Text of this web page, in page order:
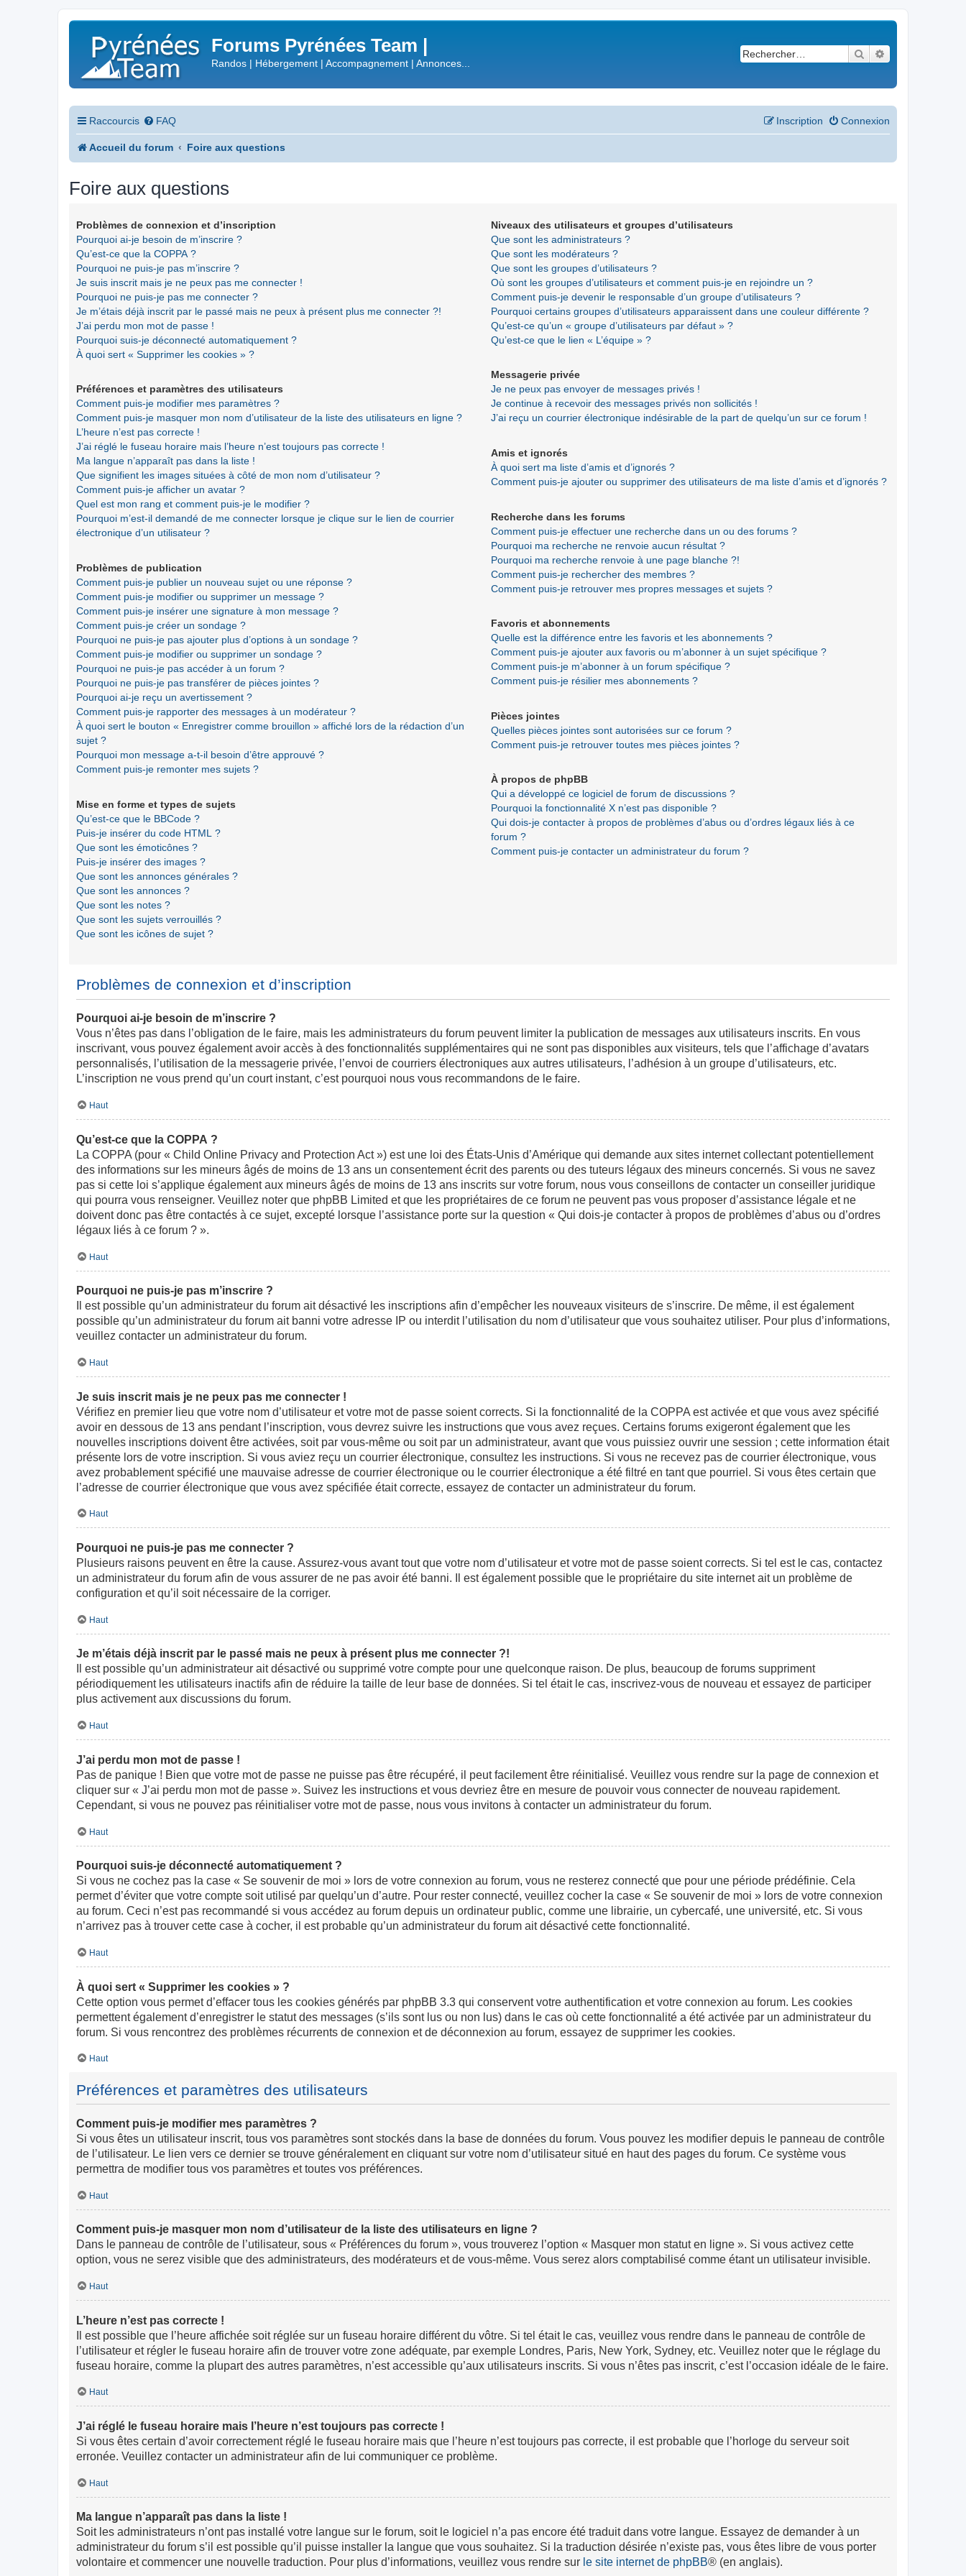
Forums Pyrénées Team |
Randos | Hébergement | Accompagnement | Annonces...
Rechercher
Raccourcis FAQ Connexion
Inscription
Accueil du forum Foire aux questions
Foire aux questions
Problèmes de connexion et d’inscription
Pourquoi ai-je besoin de m’inscrire ?
Qu’est-ce que la COPPA ?
Pourquoi ne puis-je pas m’inscrire ?
Je suis inscrit mais je ne peux pas me connecter !
Pourquoi ne puis-je pas me connecter ?
Je m’étais déjà inscrit par le passé mais ne peux à présent plus me connecter ?!
J’ai perdu mon mot de passe !
Pourquoi suis-je déconnecté automatiquement ?
À quoi sert « Supprimer les cookies » ?
Préférences et paramètres des utilisateurs
Comment puis-je modifier mes paramètres ?
Comment puis-je masquer mon nom d’utilisateur de la liste des utilisateurs en ligne ?
L’heure n’est pas correcte !
J’ai réglé le fuseau horaire mais l’heure n’est toujours pas correcte !
Ma langue n’apparaît pas dans la liste !
Que signifient les images situées à côté de mon nom d’utilisateur ?
Comment puis-je afficher un avatar ?
Quel est mon rang et comment puis-je le modifier ?
Pourquoi m’est-il demandé de me connecter lorsque je clique sur le lien de courrier
électronique d’un utilisateur ?
Problèmes de publication
Comment puis-je publier un nouveau sujet ou une réponse ?
Comment puis-je modifier ou supprimer un message ?
Comment puis-je insérer une signature à mon message ?
Comment puis-je créer un sondage ?
Pourquoi ne puis-je pas ajouter plus d’options à un sondage ?
Comment puis-je modifier ou supprimer un sondage ?
Pourquoi ne puis-je pas accéder à un forum ?
Pourquoi ne puis-je pas transférer de pièces jointes ?
Pourquoi ai-je reçu un avertissement ?
Comment puis-je rapporter des messages à un modérateur ?
À quoi sert le bouton « Enregistrer comme brouillon » affiché lors de la rédaction d’un
sujet ?
Pourquoi mon message a-t-il besoin d’être approuvé ?
Comment puis-je remonter mes sujets ?
Mise en forme et types de sujets
Qu’est-ce que le BBCode ?
Puis-je insérer du code HTML ?
Que sont les émoticônes ?
Puis-je insérer des images ?
Que sont les annonces générales ?
Que sont les annonces ?
Que sont les notes ?
Que sont les sujets verrouillés ?
Que sont les icônes de sujet ?
Niveaux des utilisateurs et groupes d’utilisateurs
Que sont les administrateurs ?
Que sont les modérateurs ?
Que sont les groupes d’utilisateurs ?
Où sont les groupes d’utilisateurs et comment puis-je en rejoindre un ?
Comment puis-je devenir le responsable d’un groupe d’utilisateurs ?
Pourquoi certains groupes d’utilisateurs apparaissent dans une couleur différente ?
Qu’est-ce qu’un « groupe d’utilisateurs par défaut » ?
Qu’est-ce que le lien « L’équipe » ?
Messagerie privée
Je ne peux pas envoyer de messages privés !
Je continue à recevoir des messages privés non sollicités !
J’ai reçu un courrier électronique indésirable de la part de quelqu’un sur ce forum !
Amis et ignorés
À quoi sert ma liste d’amis et d’ignorés ?
Comment puis-je ajouter ou supprimer des utilisateurs de ma liste d’amis et d’ignorés ?
Recherche dans les forums
Comment puis-je effectuer une recherche dans un ou des forums ?
Pourquoi ma recherche ne renvoie aucun résultat ?
Pourquoi ma recherche renvoie à une page blanche ?!
Comment puis-je rechercher des membres ?
Comment puis-je retrouver mes propres messages et sujets ?
Favoris et abonnements
Quelle est la différence entre les favoris et les abonnements ?
Comment puis-je ajouter aux favoris ou m’abonner à un sujet spécifique ?
Comment puis-je m’abonner à un forum spécifique ?
Comment puis-je résilier mes abonnements ?
Pièces jointes
Quelles pièces jointes sont autorisées sur ce forum ?
Comment puis-je retrouver toutes mes pièces jointes ?
À propos de phpBB
Qui a développé ce logiciel de forum de discussions ?
Pourquoi la fonctionnalité X n’est pas disponible ?
Qui dois-je contacter à propos de problèmes d’abus ou d’ordres légaux liés à ce
forum ?
Comment puis-je contacter un administrateur du forum ?
Problèmes de connexion et d’inscription
Pourquoi ai-je besoin de m’inscrire ?
Vous n’êtes pas dans l’obligation de le faire, mais les administrateurs du forum peuvent limiter la publication de messages aux utilisateurs inscrits. En vous
inscrivant, vous pouvez également avoir accès à des fonctionnalités supplémentaires qui ne sont pas disponibles aux visiteurs, tels que l’affichage d’avatars
personnalisés, l’utilisation de la messagerie privée, l’envoi de courriers électroniques aux autres utilisateurs, l’adhésion à un groupe d’utilisateurs, etc.
L’inscription ne vous prend qu’un court instant, c’est pourquoi nous vous recommandons de le faire.
Haut
Qu’est-ce que la COPPA ?
La COPPA (pour « Child Online Privacy and Protection Act ») est une loi des États-Unis d’Amérique qui demande aux sites internet collectant potentiellement
des informations sur les mineurs âgés de moins de 13 ans un consentement écrit des parents ou des tuteurs légaux des mineurs concernés. Si vous ne savez
pas si cette loi s’applique également aux mineurs âgés de moins de 13 ans inscrits sur votre forum, nous vous conseillons de contacter un conseiller juridique
qui pourra vous renseigner. Veuillez noter que phpBB Limited et que les propriétaires de ce forum ne peuvent pas vous proposer d’assistance légale et ne
doivent donc pas être contactés à ce sujet, excepté lorsque l’assistance porte sur la question « Qui dois-je contacter à propos de problèmes d’abus ou d’ordres
légaux liés à ce forum ? ».
Haut
Pourquoi ne puis-je pas m’inscrire ?
Il est possible qu’un administrateur du forum ait désactivé les inscriptions afin d’empêcher les nouveaux visiteurs de s’inscrire. De même, il est également
possible qu’un administrateur du forum ait banni votre adresse IP ou interdit l’utilisation du nom d’utilisateur que vous souhaitez utiliser. Pour plus d’informations,
veuillez contacter un administrateur du forum.
Haut
Je suis inscrit mais je ne peux pas me connecter !
Vérifiez en premier lieu que votre nom d’utilisateur et votre mot de passe soient corrects. Si la fonctionnalité de la COPPA est activée et que vous avez spécifié
avoir en dessous de 13 ans pendant l’inscription, vous devrez suivre les instructions que vous avez reçues. Certains forums exigeront également que les
nouvelles inscriptions doivent être activées, soit par vous-même ou soit par un administrateur, avant que vous puissiez ouvrir une session ; cette information était
présente lors de votre inscription. Si vous aviez reçu un courrier électronique, consultez les instructions. Si vous ne recevez pas de courrier électronique, vous
avez probablement spécifié une mauvaise adresse de courrier électronique ou le courrier électronique a été filtré en tant que pourriel. Si vous êtes certain que
l’adresse de courrier électronique que vous avez spécifiée était correcte, essayez de contacter un administrateur du forum.
Haut
Pourquoi ne puis-je pas me connecter ?
Plusieurs raisons peuvent en être la cause. Assurez-vous avant tout que votre nom d’utilisateur et votre mot de passe soient corrects. Si tel est le cas, contactez
un administrateur du forum afin de vous assurer de ne pas avoir été banni. Il est également possible que le propriétaire du site internet ait un problème de
configuration et qu’il soit nécessaire de la corriger.
Haut
Je m’étais déjà inscrit par le passé mais ne peux à présent plus me connecter ?!
Il est possible qu’un administrateur ait désactivé ou supprimé votre compte pour une quelconque raison. De plus, beaucoup de forums suppriment
périodiquement les utilisateurs inactifs afin de réduire la taille de leur base de données. Si tel était le cas, inscrivez-vous de nouveau et essayez de participer
plus activement aux discussions du forum.
Haut
J’ai perdu mon mot de passe !
Pas de panique ! Bien que votre mot de passe ne puisse pas être récupéré, il peut facilement être réinitialisé. Veuillez vous rendre sur la page de connexion et
cliquer sur « J’ai perdu mon mot de passe ». Suivez les instructions et vous devriez être en mesure de pouvoir vous connecter de nouveau rapidement.
Cependant, si vous ne pouvez pas réinitialiser votre mot de passe, nous vous invitons à contacter un administrateur du forum.
Haut
Pourquoi suis-je déconnecté automatiquement ?
Si vous ne cochez pas la case « Se souvenir de moi » lors de votre connexion au forum, vous ne resterez connecté que pour une période prédéfinie. Cela
permet d’éviter que votre compte soit utilisé par quelqu’un d’autre. Pour rester connecté, veuillez cocher la case « Se souvenir de moi » lors de votre connexion
au forum. Ceci n’est pas recommandé si vous accédez au forum depuis un ordinateur public, comme une librairie, un cybercafé, une université, etc. Si vous
n’arrivez pas à trouver cette case à cocher, il est probable qu’un administrateur du forum ait désactivé cette fonctionnalité.
Haut
À quoi sert « Supprimer les cookies » ?
Cette option vous permet d’effacer tous les cookies générés par phpBB 3.3 qui conservent votre authentification et votre connexion au forum. Les cookies
permettent également d’enregistrer le statut des messages (s’ils sont lus ou non lus) dans le cas où cette fonctionnalité a été activée par un administrateur du
forum. Si vous rencontrez des problèmes récurrents de connexion et de déconnexion au forum, essayez de supprimer les cookies.
Haut
Préférences et paramètres des utilisateurs
Comment puis-je modifier mes paramètres ?
Si vous êtes un utilisateur inscrit, tous vos paramètres sont stockés dans la base de données du forum. Vous pouvez les modifier depuis le panneau de contrôle
de l’utilisateur. Le lien vers ce dernier se trouve généralement en cliquant sur votre nom d’utilisateur situé en haut des pages du forum. Ce système vous
permettra de modifier tous vos paramètres et toutes vos préférences.
Haut
Comment puis-je masquer mon nom d’utilisateur de la liste des utilisateurs en ligne ?
Dans le panneau de contrôle de l’utilisateur, sous « Préférences du forum », vous trouverez l’option « Masquer mon statut en ligne ». Si vous activez cette
option, vous ne serez visible que des administrateurs, des modérateurs et de vous-même. Vous serez alors comptabilisé comme étant un utilisateur invisible.
Haut
L’heure n’est pas correcte !
Il est possible que l’heure affichée soit réglée sur un fuseau horaire différent du vôtre. Si tel était le cas, veuillez vous rendre dans le panneau de contrôle de
l’utilisateur et régler le fuseau horaire afin de trouver votre zone adéquate, par exemple Londres, Paris, New York, Sydney, etc. Veuillez noter que le réglage du
fuseau horaire, comme la plupart des autres paramètres, n’est accessible qu’aux utilisateurs inscrits. Si vous n’êtes pas inscrit, c’est l’occasion idéale de le faire.
Haut
J’ai réglé le fuseau horaire mais l’heure n’est toujours pas correcte !
Si vous êtes certain d’avoir correctement réglé le fuseau horaire mais que l’heure n’est toujours pas correcte, il est probable que l’horloge du serveur soit
erronée. Veuillez contacter un administrateur afin de lui communiquer ce problème.
Haut
Ma langue n’apparaît pas dans la liste !
Soit les administrateurs n’ont pas installé votre langue sur le forum, soit le logiciel n’a pas encore été traduit dans votre langue. Essayez de demander à un
administrateur du forum s’il est possible qu’il puisse installer la langue que vous souhaitez. Si la traduction désirée n’existe pas, vous êtes libre de vous porter
volontaire et commencer une nouvelle traduction. Pour plus d’informations, veuillez vous rendre sur le site internet de phpBB® (en anglais).